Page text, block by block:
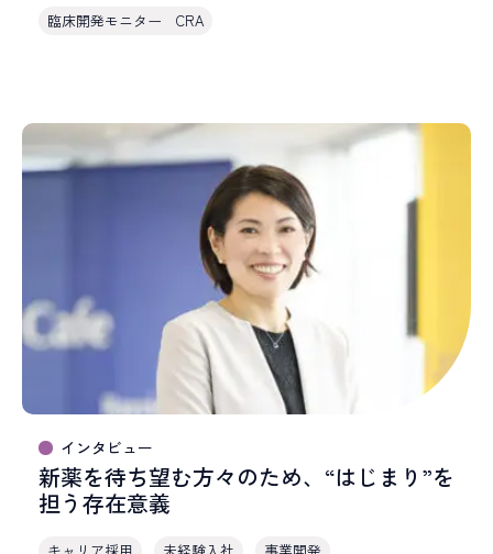
臨床開発モニター CRA
インタビュー
新薬を待ち望む方々のため、“はじまり”を
担う存在意義